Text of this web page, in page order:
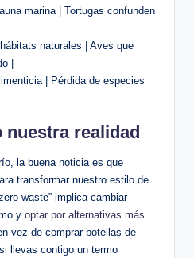
marina | Tortugas confunden
naturales | Aves que
|
| Pérdida de especies
nuestra realidad
la buena noticia es que
transformar nuestro estilo de
waste” implica cambiar
y optar por alternativas más
vez de comprar botellas de
llevas contigo un termo